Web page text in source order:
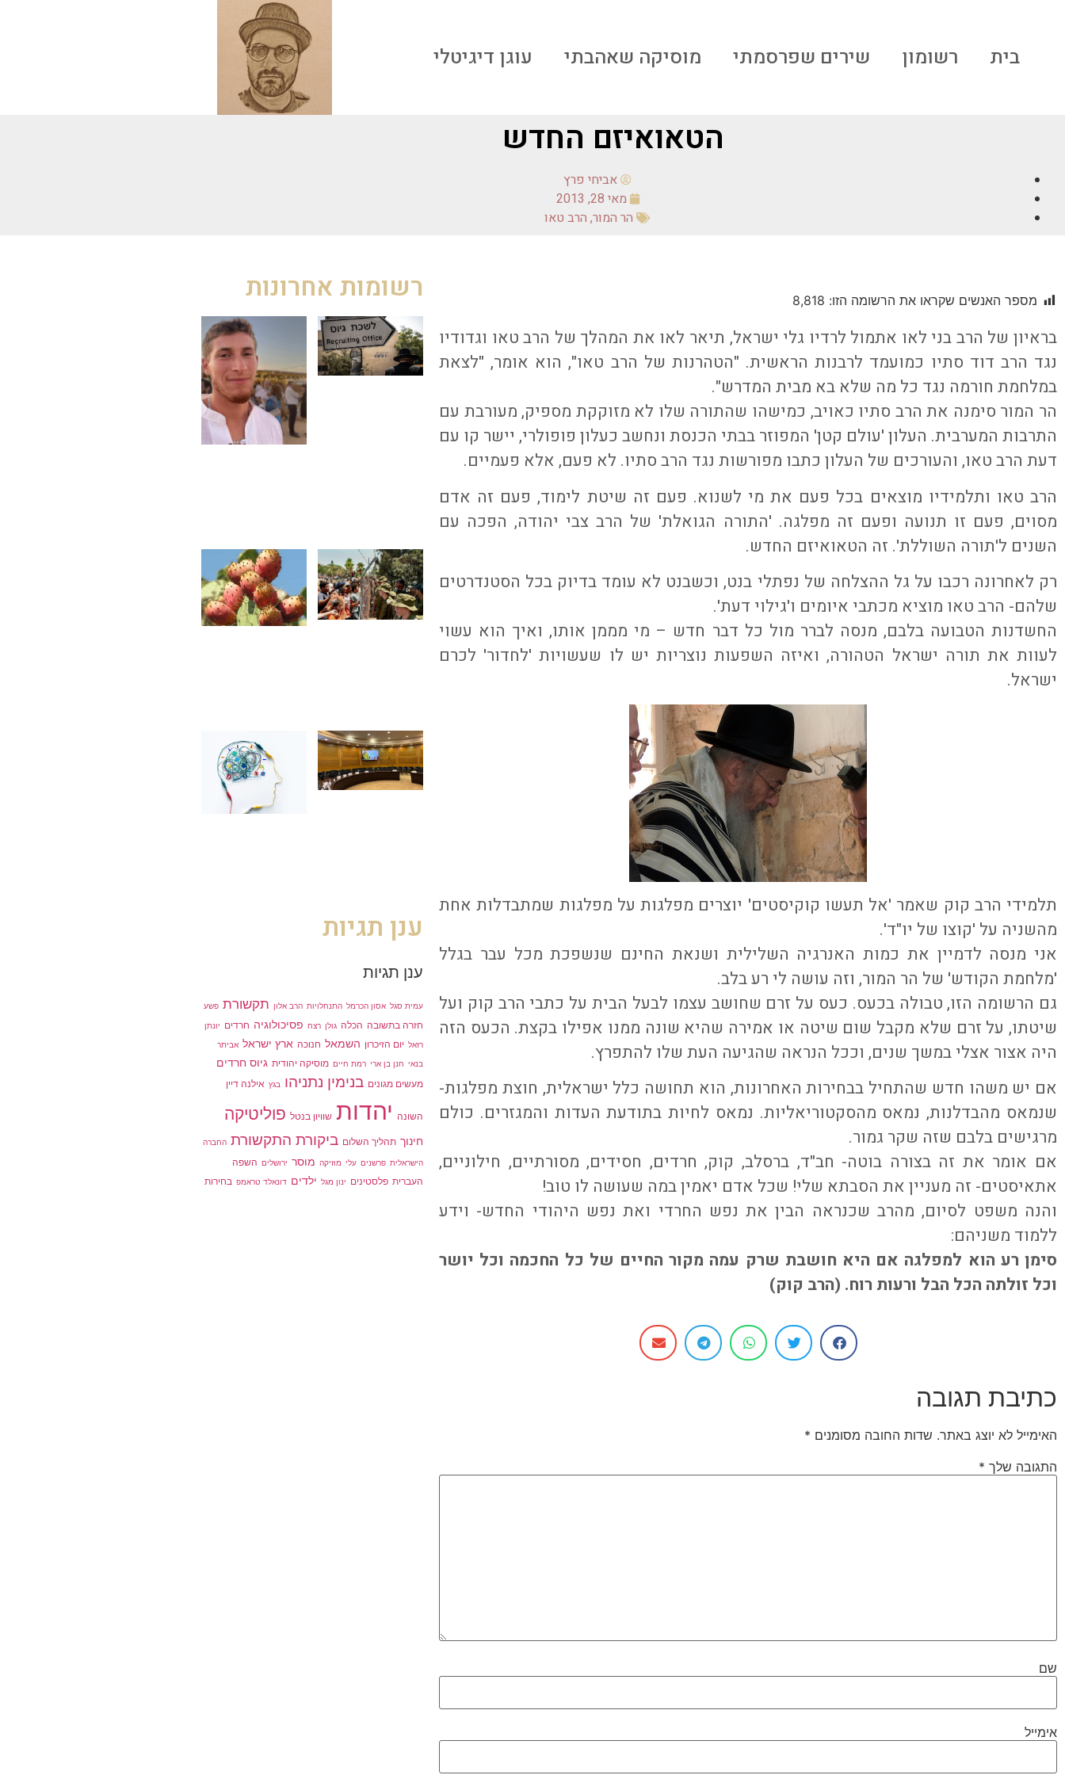
בית רשומון שירים שפרסמתי מוסיקה שאהבתי עוגן דיגיטלי
הטאואיזם החדש
אביחי פרץ
מאי 28, 2013
הר המור, הרב טאו
מספר האנשים שקראו את הרשומה הזו: 8,818
בראיון של הרב בני לאו אתמול לרדיו גלי ישראל, תיאר לאו את המהלך של הרב טאו וגדודיו
נגד הרב דוד סתיו כמועמד לרבנות הראשית. "הטהרנות של הרב טאו", הוא אומר, "לצאת
במלחמת חורמה נגד כל מה שלא בא מבית המדרש".
הר המור סימנה את הרב סתיו כאויב, כמישהו שהתורה שלו לא מזוקקת מספיק, מעורבת עם
התרבות המערבית. העלון 'עולם קטן' המפוזר בבתי הכנסת ונחשב כעלון פופולרי, יישר קו עם
דעת הרב טאו, והעורכים של העלון כתבו מפורשות נגד הרב סתיו. לא פעם, אלא פעמיים.
הרב טאו ותלמידיו מוצאים בכל פעם את מי לשנוא. פעם זה שיטת לימוד, פעם זה אדם
מסוים, פעם זו תנועה ופעם זה מפלגה. 'התורה הגואלת' של הרב צבי יהודה, הפכה עם
השנים ל'תורה השוללת'. זה הטאואיזם החדש.
רק לאחרונה רכבו על גל ההצלחה של נפתלי בנט, וכשבנט לא עומד בדיוק בכל הסטנדרטים
שלהם- הרב טאו מוציא מכתבי איומים ו'גילוי דעת'.
החשדנות הטבועה בלבם, מנסה לברר מול כל דבר חדש – מי מממן אותו, ואיך הוא עשוי
לעוות את תורה ישראל הטהורה, ואיזה השפעות נוצריות יש לו שעשויות 'לחדור' לכרם
ישראל.
תלמידי הרב קוק שאמר 'אל תעשו קוקיסטים' יוצרים מפלגות על מפלגות שמתבדלות אחת
מהשניה על 'קוצו של יו"ד'.
אני מנסה לדמיין את כמות האנרגיה השלילית ושנאת החינם שנשפכת מכל עבר בגלל
'מלחמת הקודש' של הר המור, וזה עושה לי רע בלב.
גם הרשומה הזו, טבולה בכעס. כעס על זרם שחושב עצמו לבעל הבית על כתבי הרב קוק ועל
שיטתו, על זרם שלא מקבל שום שיטה או אמירה שהיא שונה ממנו אפילו בקצת. הכעס הזה
היה אצור אצלי במשך שנים, וככל הנראה שהגיעה העת שלו להתפרץ.
אם יש משהו חדש שהתחיל בבחירות האחרונות, הוא תחושה כלל ישראלית, חוצת מפלגות-
שנמאס מהבדלנות, נמאס מהסקטוריאליות. נמאס לחיות בתודעת העדות והמגזרים. כולם
מרגישים בלבם שזה שקר גמור.
אם אומר את זה בצורה בוטה- חב"ד, ברסלב, קוק, חרדים, חסידים, מסורתיים, חילוניים,
אתאיסטים- זה מעניין את הסבתא שלי! שכל אדם יאמין במה שעושה לו טוב!
והנה משפט לסיום, מהרב שכנראה הבין את נפש החרדי ואת נפש היהודי החדש- וידע
ללמוד משניהם:
סימן רע הוא למפלגה אם היא חושבת שרק עמה מקור החיים של כל החכמה וכל יושר
וכל זולתה הכל הבל ורעות רוח. (הרב קוק)
כתיבת תגובה
האימייל לא יוצג באתר. שדות החובה מסומנים *
התגובה שלך *
שם
אימייל
רשומות אחרונות
ענן תגיות
ענן תגיות
עמית סגל אסון הכרמל התנחלויות הרב אלון תקשורת פשע
חזרה בתשובה הכלה גולן רצח פסיכולוגיה חרדים יונתן
רזאל יום הזיכרון השמאל חנוכה ארץ ישראל אביתר
בנאי חנן בן ארי רמת חיים מוסיקה יהודית גיוס חרדים
מעשים מגונים בנימין נתניהו בגץ אילנה דיין
השונה יהדות שוויון בנטל פוליטיקה
חינוך תהליך השלום ביקורת התקשורת החברה
הישראלית פרשנים עלי מוזיקה מוסר ירושלים השפה
העברית פלסטינים ינון מגל ילדים דונאלד טראמפ בחירות